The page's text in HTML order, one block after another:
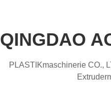
QINGDAO
PLASTIKmaschinerie CO., LTD. QINGDAOS AORUI was wir uns